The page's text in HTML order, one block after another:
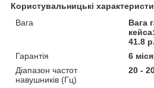
Користувальницькі
Вага
Вага
41.8
Гарантія
6
Діапазон частот
навушників (Гц)
20 -